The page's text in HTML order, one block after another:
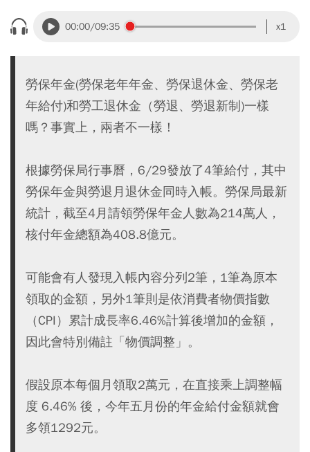
00:00/09:35 x1
勞保年金(勞保老年年金、勞保退休金、勞保老
年給付)和勞工退休金（勞退、勞退新制)一樣
嗎？事實上，兩者不一樣！
根據勞保局行事曆，6/29發放了4筆給付，其中
勞保年金與勞退月退休金同時入帳。勞保局最新
統計，截至4月請領勞保年金人數為214萬人，
核付年金總額為408.8億元。
可能會有人發現入帳內容分列2筆，1筆為原本
領取的金額，另外1筆則是依消費者物價指數
（CPI）累計成長率6.46%計算後增加的金額，
因此會特別備註「物價調整」。
假設原本每個月領取2萬元，在直接乘上調整幅
度 6.46% 後，今年五月份的年金給付金額就會
多領1292元。